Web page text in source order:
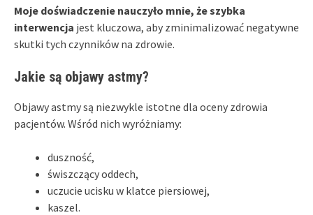
Moje doświadczenie nauczyło mnie, że szybka
interwencja jest kluczowa, aby zminimalizować negatywne
skutki tych czynników na zdrowie.
Jakie są objawy astmy?
Objawy astmy są niezwykle istotne dla oceny zdrowia
pacjentów. Wśród nich wyróżniamy:
duszność,
świszczący oddech,
uczucie ucisku w klatce piersiowej,
kaszel.